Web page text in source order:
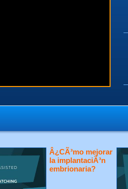
Â¿CÃ³mo mejorar
la implantaciÃ³n
embrionaria?